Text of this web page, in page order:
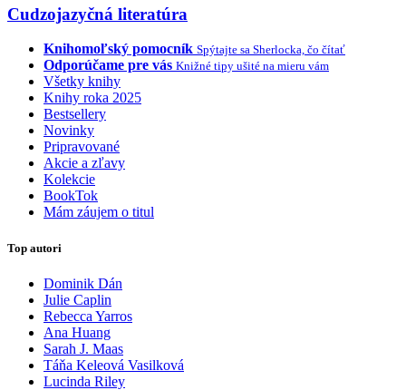
Cudzojazyčná literatúra
Knihomoľský pomocník Spýtajte sa Sherlocka, čo čítať
Odporúčame pre vás Knižné tipy ušité na mieru vám
Všetky knihy
Knihy roka 2025
Bestsellery
Novinky
Pripravované
Akcie a zľavy
Kolekcie
BookTok
Mám záujem o titul
Top autori
Dominik Dán
Julie Caplin
Rebecca Yarros
Ana Huang
Sarah J. Maas
Táňa Keleová Vasilková
Lucinda Riley